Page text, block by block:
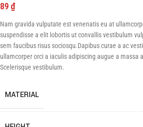
89₫
Nam gravida vulputate est venenatis eu at
suspendisse a elit lobortis ut convallis vestibulum
sem faucibus risus sociosqu.Dapibus curae a ac
ullamcorper orci a iaculis adipiscing augue a massa
Scelerisque vestibulum.
MATERIAL